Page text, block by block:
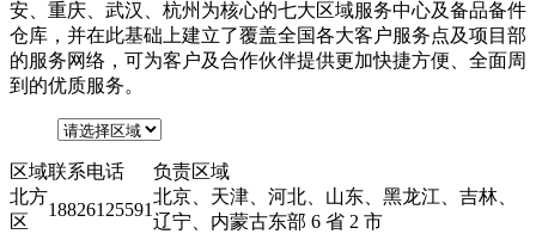
安、重庆、武汉、杭州为核心的七大区域服务中心及备品备件
仓库，并在此基础上建立了覆盖全国各大客户服务点及项目部
的服务网络，可为客户及合作伙伴提供更加快捷方便、全面周
到的优质服务。
区域联系电话
负责区域
北方
区
18826125591
北京、天津、河北、山东、黑龙江、吉林、
辽宁、内蒙古东部 6 省 2 市